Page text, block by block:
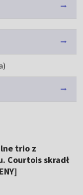
trio z
Courtois skradł